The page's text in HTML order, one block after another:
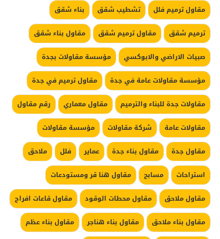
مقاول ترميم فلل
تشطيب شقق
بناء شقق
ترميم شقق
مقاول ترميم شقق
مقاول بناء شقق
صبيات الاراضي والابوكسي
مؤسسة مقاولات بجدة
مؤسسة مقاولات عامة في جدة
مقاول ترميم في جدة
مقاولات جدة للبناء والترميم
مقاول معماري
رقم مقاول
مقاولات عامة
شركة مقاولات
مؤسسة مقاولات
مقاول جدة
مقاول بناء جدة عماير فلل
ملاحق
استراحات
مسابح
مقاول هنا قر ومستودعات
مقاول ملاحق
مقاول محطات الوقود
مقاول قاعات افراح
مقاول بناء ملاحق
مقاول بناء هناجر
مقاول بناء عظم